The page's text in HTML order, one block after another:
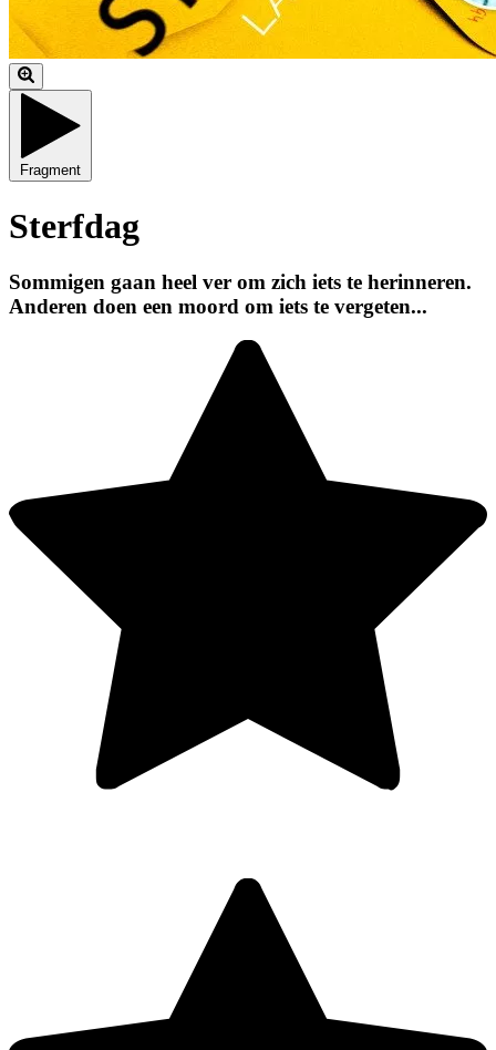
Fragment
Sterfdag
Sommigen gaan heel ver om zich iets te herinneren.
Anderen doen een moord om iets te vergeten...